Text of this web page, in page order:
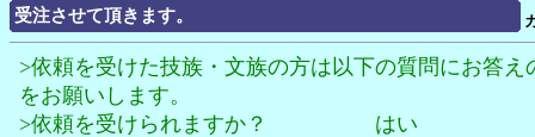
受注させて頂きます。
>依頼を受けた技族・文族の方は以下の質問にお答え
をお願いします。
>依頼を受けられますか？ はい